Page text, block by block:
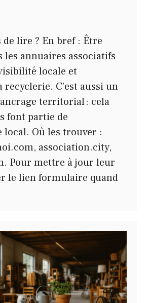
de lire ? En bref : Être
les annuaires associatifs
locale et
C’est aussi un
territorial : cela
font partie de
local. Où les trouver :
association.city,
Pour mettre à jour leur
le lien formulaire quand